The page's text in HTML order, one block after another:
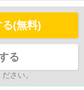
(無料)
る
さい。